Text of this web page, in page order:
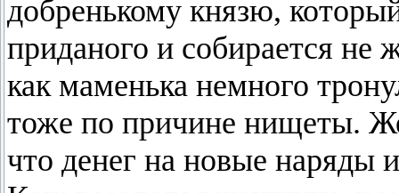
добренькому князю,
приданого и собирается не
как маменька немного
тоже по причине нищеты.
что денег на новые наряды